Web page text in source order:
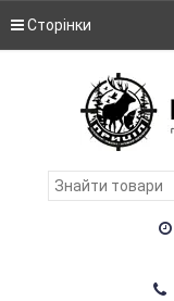
Сторінки